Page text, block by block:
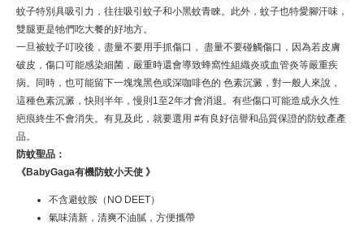
蚊子特別具吸引力，往往吸引蚊子和小黑蚊青睞。此外，蚊子也特愛腳汗味，
雙腿更是牠們吃大餐的好地方。
一旦被蚊子叮咬後，盡量不要用手抓傷口， 盡量不要碰觸傷口，因為若皮膚
破皮，傷口可能感染細菌，嚴重時還會導致蜂窩性組織炎或血管炎等嚴重疾
病。同時，也可能留下一塊塊黑色或深咖啡色的 色素沉澱，對一般人來說，
這種色素沉澱，快則半年，慢則1至2年才會消退。有些傷口可能造成永久性
疤痕終生不會消失。有見及此，就要選用 #有良好信譽和品質保證的防蚊產產
品。
防蚊聖品：
《BabyGaga有機防蚊小天使 》
不含避蚊胺（NO DEET）
氣味清新，清爽不油膩，方便攜帶